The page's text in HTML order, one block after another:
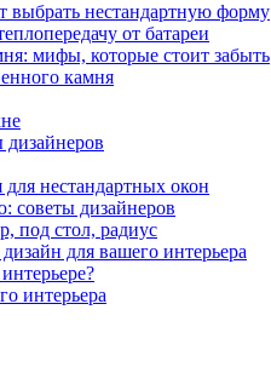
выбрать нестандартную форму
от батареи
мифы, которые стоит забыть
камня
дизайнеров
нестандартных окон
советы дизайнеров
под стол, радиус
для вашего интерьера
интерьера